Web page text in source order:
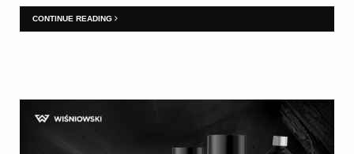
CONTINUE READING